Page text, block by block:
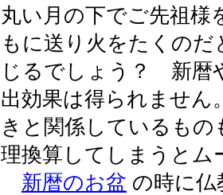
丸い月の下でご先祖様
もに送り火をたくの
じるでしょう？ 新暦
出効果は得られません
きと関係しているも
理換算してしまうとム
新暦のお盆 の時に